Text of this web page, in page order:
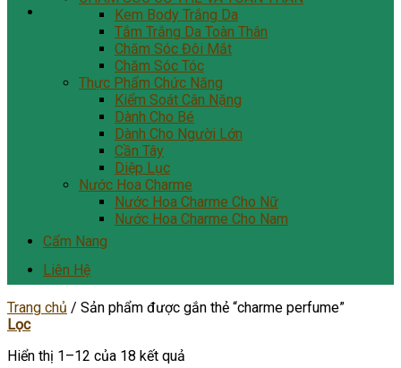
Kem Body Trắng Da
Tắm Trắng Da Toàn Thân
Chăm Sóc Đôi Mắt
Chăm Sóc Tóc
Thực Phẩm Chức Năng
Kiểm Soát Cân Nặng
Dành Cho Bé
Dành Cho Người Lớn
Cần Tây
Diệp Lục
Nước Hoa Charme
Nước Hoa Charme Cho Nữ
Nước Hoa Charme Cho Nam
Cẩm Nang
Liên Hệ
Trang chủ / Sản phẩm được gắn thẻ “charme perfume”
Lọc
Hiển thị 1–12 của 18 kết quả